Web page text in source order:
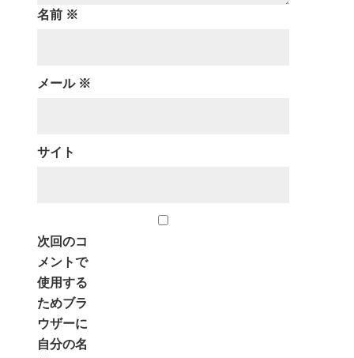
名前 ※
メール ※
サイト
次回のコ
メントで
使用する
ためブラ
ウザーに
自分の名